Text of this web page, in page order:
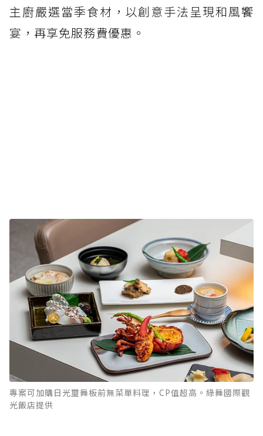
主廚嚴選當季食材，以創意手法呈現和風饗
宴，再享免服務費優惠。
專案可加購日光璽舞板前無菜單料理，CP值超高。綠舞國際觀
光飯店提供